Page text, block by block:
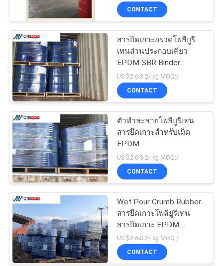
พื้นยาง EPDM
51
เม็ดยาง EPDM
CONTACT
สารยึดเกาะกรวดโพลียูรี
เทนส่วนประกอบเดียว
EPDM SBR Binder
US $2.6-3.2/ kg MOQ:/
CONTACT
ตัวทำละลายโพลียูรีเทน
สารยึดเกาะสำหรับเม็ด
EPDM
US $2.6-3.2/ kg MOQ:/
CONTACT
Wet Pour Crumb Rubber
สารยึดเกาะโพลียูรีเทน
สารยึดเกาะ EPDM
โปร่งใส
US $2.6-3.2/ kg MOQ:/
CONTACT